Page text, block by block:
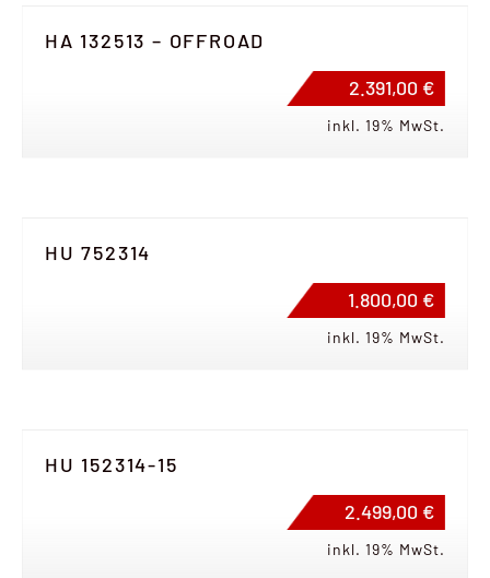
HA 132513 – OFFROAD
2.391,00 €
inkl. 19% MwSt.
HU 752314
1.800,00 €
inkl. 19% MwSt.
HU 152314-15
2.499,00 €
inkl. 19% MwSt.